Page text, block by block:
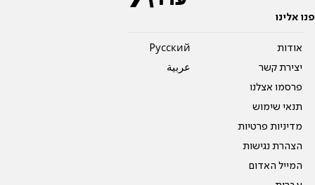
פנו אלינו
אודות
יצירת קשר
פרסמו אצלנו
תנאי שימוש
מדיניות פרטיות
הצהרת נגישות
המייל האדום
Pусский
عربية